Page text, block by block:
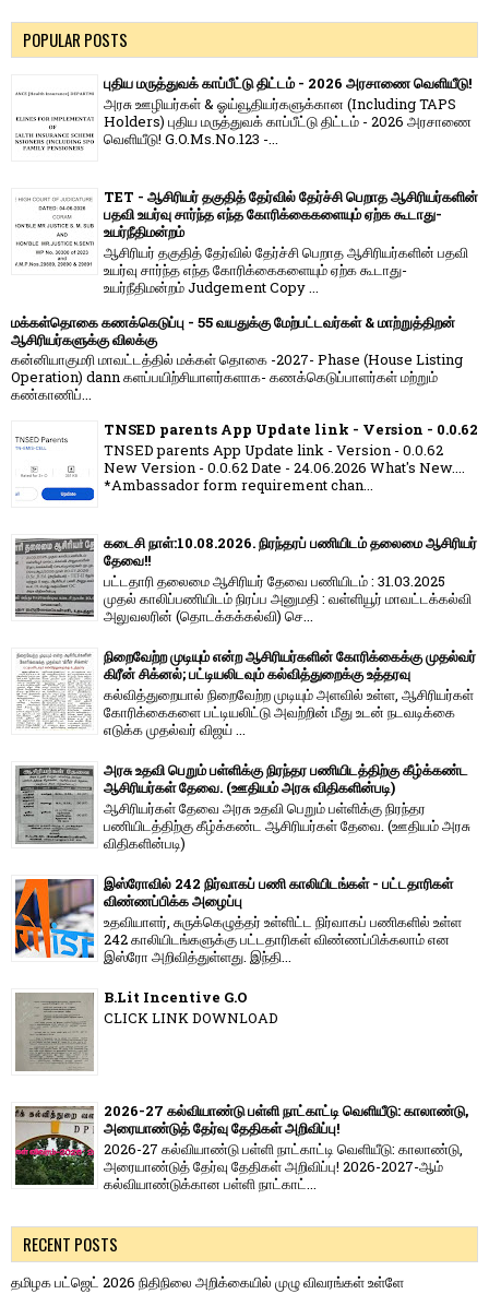
POPULAR POSTS
புதிய மருத்துவக் காப்பீட்டு திட்டம் - 2026 அரசாணை வெளியீடு!
அரசு ஊழியர்கள் & ஓய்வூதியர்களுக்கான (Including TAPS
Holders) புதிய மருத்துவக் காப்பீட்டு திட்டம் - 2026 அரசாணை
வெளியீடு! G.O.Ms.No.123 -...
TET - ஆசிரியர் தகுதித் தேர்வில் தேர்ச்சி பெறாத ஆசிரியர்களின்
பதவி உயர்வு சார்ந்த எந்த கோரிக்கைகளையும் ஏற்க கூடாது-
உயர்நீதிமன்றம்
ஆசிரியர் தகுதித் தேர்வில் தேர்ச்சி பெறாத ஆசிரியர்களின் பதவி
உயர்வு சார்ந்த எந்த கோரிக்கைகளையும் ஏற்க கூடாது-
உயர்நீதிமன்றம் Judgement Copy ...
மக்கள்தொகை கணக்கெடுப்பு - 55 வயதுக்கு மேற்பட்டவர்கள் & மாற்றுத்திறன்
ஆசிரியர்களுக்கு விலக்கு
கன்னியாகுமரி மாவட்டத்தில் மக்கள் தொகை -2027- Phase (House Listing
Operation) dann களப்பயிற்சியாளர்களாக- கணக்கெடுப்பாளர்கள் மற்றும்
கண்காணிப்...
TNSED parents App Update link - Version - 0.0.62
TNSED parents App Update link - Version - 0.0.62
New Version - 0.0.62 Date - 24.06.2026 What's New....
*Ambassador form requirement chan...
கடைசி நாள்:10.08.2026. நிரந்தரப் பணியிடம் தலைமை ஆசிரியர்
தேவை!!
பட்டதாரி தலைமை ஆசிரியர் தேவை பணியிடம் : 31.03.2025
முதல் காலிப்பணியிடம் நிரப்ப அனுமதி : வள்ளியூர் மாவட்டக்கல்வி
அலுவலரின் (தொடக்கக்கல்வி) செ...
நிறைவேற்ற முடியும் என்ற ஆசிரியர்களின் கோரிக்கைக்கு முதல்வர்
கிரீன் சிக்னல்; பட்டியலிடவும் கல்வித்துறைக்கு உத்தரவு
கல்வித்துறையால் நிறைவேற்ற முடியும் அளவில் உள்ள, ஆசிரியர்கள்
கோரிக்கைகளை பட்டியலிட்டு அவற்றின் மீது உடன் நடவடிக்கை
எடுக்க முதல்வர் விஜய் ...
அரசு உதவி பெறும் பள்ளிக்கு நிரந்தர பணியிடத்திற்கு கீழ்க்கண்ட
ஆசிரியர்கள் தேவை. (ஊதியம் அரசு விதிகளின்படி)
ஆசிரியர்கள் தேவை அரசு உதவி பெறும் பள்ளிக்கு நிரந்தர
பணியிடத்திற்கு கீழ்க்கண்ட ஆசிரியர்கள் தேவை. (ஊதியம் அரசு
விதிகளின்படி)
இஸ்ரோவில் 242 நிர்வாகப் பணி காலியிடங்கள் - பட்டதாரிகள்
விண்ணப்பிக்க அழைப்பு
உதவியாளர், சுருக்கெழுத்தர் உள்ளிட்ட நிர்வாகப் பணிகளில் உள்ள
242 காலியிடங்களுக்கு பட்டதாரிகள் விண்ணப்பிக்கலாம் என
இஸ்ரோ அறிவித்துள்ளது. இந்தி...
B.Lit Incentive G.O
CLICK LINK DOWNLOAD
2026-27 கல்வியாண்டு பள்ளி நாட்காட்டி வெளியீடு: காலாண்டு,
அரையாண்டுத் தேர்வு தேதிகள் அறிவிப்பு!
2026-27 கல்வியாண்டு பள்ளி நாட்காட்டி வெளியீடு: காலாண்டு,
அரையாண்டுத் தேர்வு தேதிகள் அறிவிப்பு! 2026-2027-ஆம்
கல்வியாண்டுக்கான பள்ளி நாட்காட்...
RECENT POSTS
தமிழக பட்ஜெட் 2026 நிதிநிலை அறிக்கையில் முழு விவரங்கள் உள்ளே